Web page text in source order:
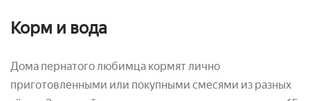
Корм и вода
Дома пернатого любимца кормят лично
приготовленными или покупными смесями из разных